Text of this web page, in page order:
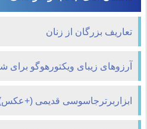
تعاریف بزرگان از زنان
آرزوهای زیبای ویکتورهوگو برای
ابزاربرترجاسوسی قدیمی